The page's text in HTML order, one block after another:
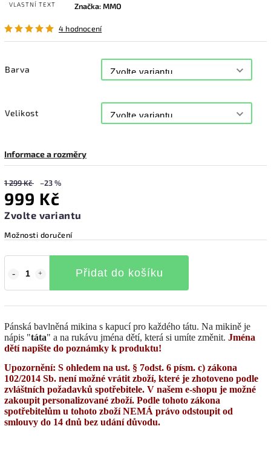
VLASTNÍ TEXT
4 hodnocení
Značka:MMO
Barva
Velikost
Informace a rozměry
1 299 Kč –23 %
999 Kč
Zvolte variantu
Možnosti doručení
Přidat do košíku
Pánská bavlněná mikina s kapucí pro každého tátu. Na mikině je
nápis "táta" a na rukávu jména dětí, která si umíte změnit. Jména
dětí napište do poznámky k produktu!
Upozornění: S ohledem na ust. § 7odst. 6 písm. c) zákona
102/2014 Sb. není možné vrátit zboží, které je zhotoveno podle
zvláštních požadavků spotřebitele. V našem e-shopu je možné
zakoupit personalizované zboží. Podle tohoto zákona
spotřebitelům u tohoto zboží NEMÁ právo odstoupit od
smlouvy do 14 dnů bez udání důvodu.